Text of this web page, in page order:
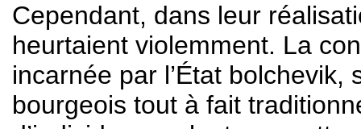
Cependant, dans leur
heurtaient violemment. La
incarnée par l’État
bourgeois tout à fait